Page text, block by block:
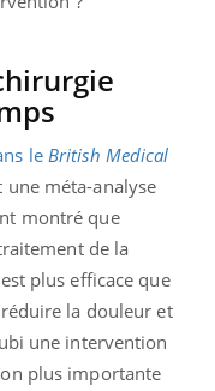
le British Medical
méta-analyse
montré que
de la
plus efficace que
la douleur et
une intervention
plus importante